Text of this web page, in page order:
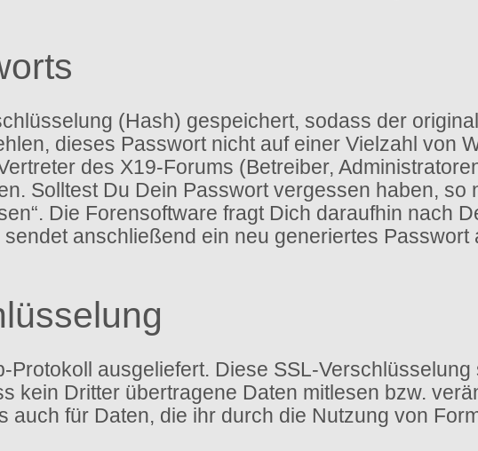
(Hash) gespeichert, sodass der
dieses Passwort nicht auf einer Vielzahl von
des X19-Forums (Betreiber,
Solltest Du Dein Passwort vergessen haben, so
Die Forensoftware fragt Dich daraufhin nach
anschließend ein neu generiertes Passwort
ausgeliefert. Diese SSL-Verschlüsselung
kein Dritter übertragene Daten mitlesen bzw.
auch für Daten, die ihr durch die Nutzung von